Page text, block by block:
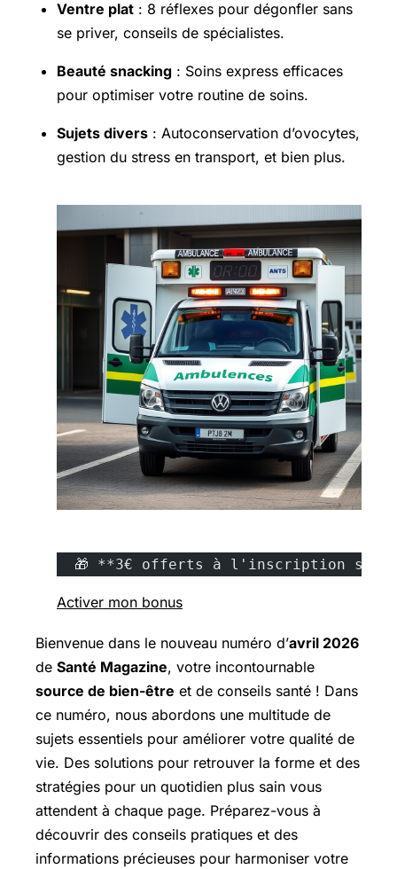
Ventre plat : 8 réflexes pour dégonfler sans
se priver, conseils de spécialistes.
Beauté snacking : Soins express efficaces
pour optimiser votre routine de soins.
Sujets divers : Autoconservation d’ovocytes,
gestion du stress en transport, et bien plus.
🎁 **3€ offerts à l'inscription sur
Activer mon bonus
Bienvenue dans le nouveau numéro d’avril 2026
de Santé Magazine, votre incontournable
source de bien-être et de conseils santé ! Dans
ce numéro, nous abordons une multitude de
sujets essentiels pour améliorer votre qualité de
vie. Des solutions pour retrouver la forme et des
stratégies pour un quotidien plus sain vous
attendent à chaque page. Préparez-vous à
découvrir des conseils pratiques et des
informations précieuses pour harmoniser votre